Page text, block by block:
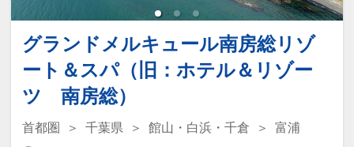
※混雑時はお待ちいただく場合もござい
ます
≪朝食バイキングメニュー≫
焼きたてクロワッサン
調理人が目の前で焼き上げる「ふわとろ
オムレツ」
グランドメルキュール南房総リゾ
ート＆スパ（旧：ホテル＆リゾー
ツ 南房総）
首都圏 千葉県 館山・白浜・千倉
富浦